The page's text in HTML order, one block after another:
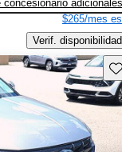
adicionales
$265/mes
Verif. disponibilidad